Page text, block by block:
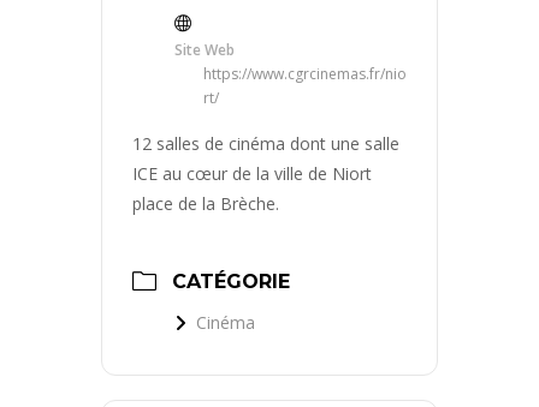
Site Web
https://www.cgrcinemas.fr/nio
rt/
12 salles de cinéma dont une salle
ICE au cœur de la ville de Niort
place de la Brèche.
CATÉGORIE
Cinéma